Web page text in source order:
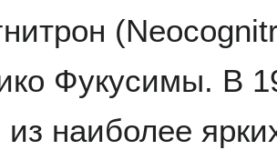
Фукусимы. В
наиболее